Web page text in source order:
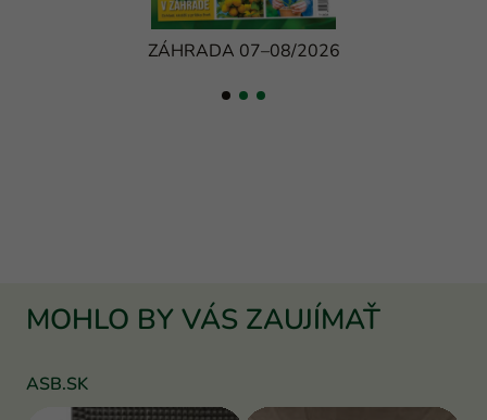
ZÁHRADA 07–08/2026
MOHLO BY VÁS ZAUJÍMAŤ
ASB.SK